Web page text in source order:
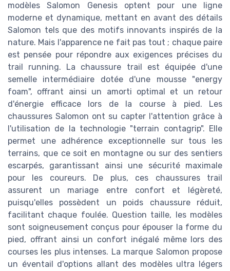
modèles Salomon Genesis optent pour une ligne
moderne et dynamique, mettant en avant des détails
Salomon tels que des motifs innovants inspirés de la
nature. Mais l'apparence ne fait pas tout ; chaque paire
est pensée pour répondre aux exigences précises du
trail running. La chaussure trail est équipée d'une
semelle intermédiaire dotée d'une mousse "energy
foam", offrant ainsi un amorti optimal et un retour
d'énergie efficace lors de la course à pied. Les
chaussures Salomon ont su capter l'attention grâce à
l'utilisation de la technologie "terrain contagrip". Elle
permet une adhérence exceptionnelle sur tous les
terrains, que ce soit en montagne ou sur des sentiers
escarpés, garantissant ainsi une sécurité maximale
pour les coureurs. De plus, ces chaussures trail
assurent un mariage entre confort et légèreté,
puisqu'elles possèdent un poids chaussure réduit,
facilitant chaque foulée. Question taille, les modèles
sont soigneusement conçus pour épouser la forme du
pied, offrant ainsi un confort inégalé même lors des
courses les plus intenses. La marque Salomon propose
un éventail d'options allant des modèles ultra légers